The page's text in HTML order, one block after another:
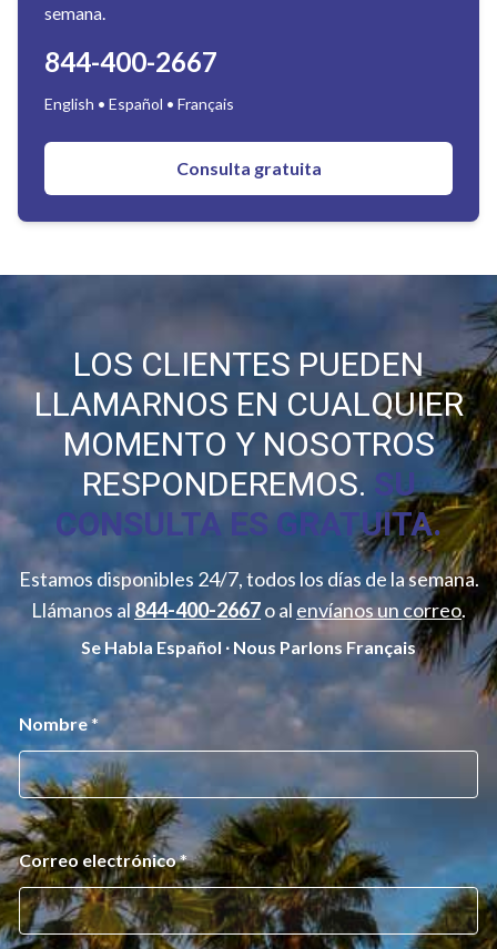
semana.
844-400-2667
English • Español • Français
Consulta gratuita
LOS CLIENTES PUEDEN
LLAMARNOS EN CUALQUIER
MOMENTO Y NOSOTROS
RESPONDEREMOS. SU
CONSULTA ES GRATUITA.
Estamos disponibles 24/7, todos los días de la semana.
Llámanos al844-400-2667o al envíanos un correo.
Se Habla Español ∙ Nous Parlons Français
Nombre*
*
*
Correo electrónico*